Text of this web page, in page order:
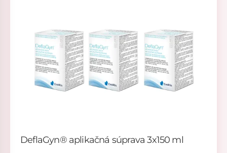
DeflaGyn® aplikačná súprava 3x150 ml